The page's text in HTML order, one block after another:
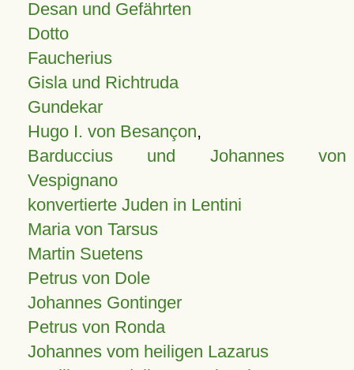
Desan und Gefährten
Dotto
Faucherius
Gisla und Richtruda
Gundekar
Hugo I. von Besançon,
Barduccius und Johannes von
Vespignano
konvertierte Juden in Lentini
Maria von Tarsus
Martin Suetens
Petrus von Dole
Johannes Gontinger
Petrus von Ronda
Johannes vom heiligen Lazarus